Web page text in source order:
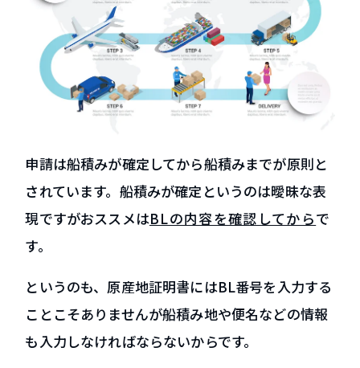
申請は船積みが確定してから船積みまでが原則と
されています。船積みが確定というのは曖昧な表
現ですがおススメはBLの内容を確認してからで
す。
というのも、原産地証明書にはBL番号を入力する
ことこそありませんが船積み地や便名などの情報
も入力しなければならないからです。